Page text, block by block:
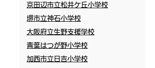
京田辺市立松井ケ丘小学校
堺市立神石小学校
大阪府立生野支援学校
青葉はつが野小学校
加西市立日吉小学校